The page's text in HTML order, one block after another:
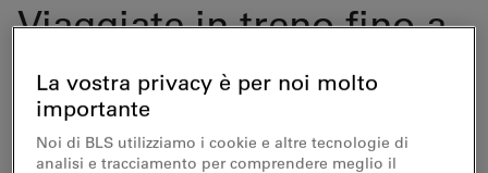
Viaggiate in treno fino a
Lützelflüh-Goldbach. Il
Centro Gotthelf è
raggiungibile dalla
La vostra privacy è per noi molto
importante
Noi di BLS utilizziamo i cookie e altre tecnologie di
analisi e tracciamento per comprendere meglio il